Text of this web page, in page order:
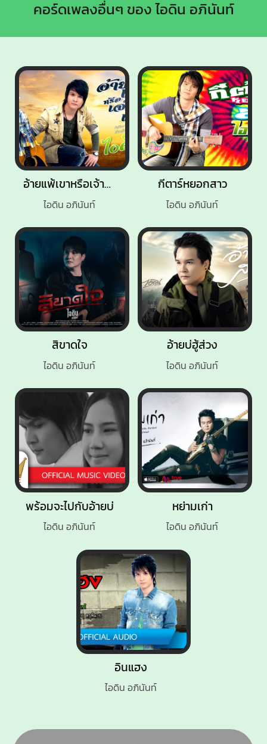
คอร์ดเพลงอื่นๆ ของ ไอดิน อภินันท์
อ้ายแพ้เขาหรือเจ้าลำเอียง
ไอดิน อภินันท์
อินแฮง
ไอดิน อภินันท์
กีตาร์หยอกสาว
ไอดิน อภินันท์
พร้อมจะไปกับอ้ายบ่
ไอดิน อภินันท์
สิขาดใจ
ไอดิน อภินันท์
หย่ามเก่า
ไอดิน อภินันท์
อ้ายบ่ฮู้ส่วง
ไอดิน อภินันท์